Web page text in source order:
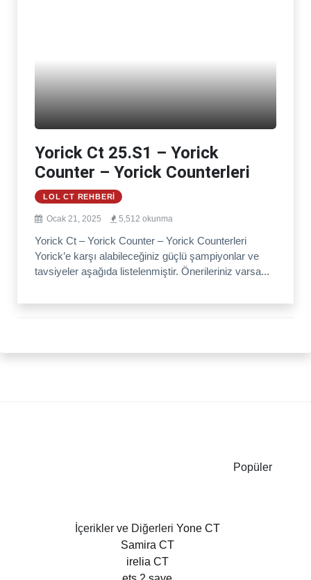
Yorick Ct 25.S1 – Yorick
Counter – Yorick Counterleri
LOL CT REHBERI
Ocak 21, 2025 5,512 okunma
Yorick Ct – Yorick Counter – Yorick Counterleri
Yorick’e karşı alabileceğiniz güçlü şampiyonlar ve
tavsiyeler aşağıda listelenmiştir. Önerileriniz varsa...
Popüler
İçerikler ve Diğerleri Yone CT
Samira CT
irelia CT